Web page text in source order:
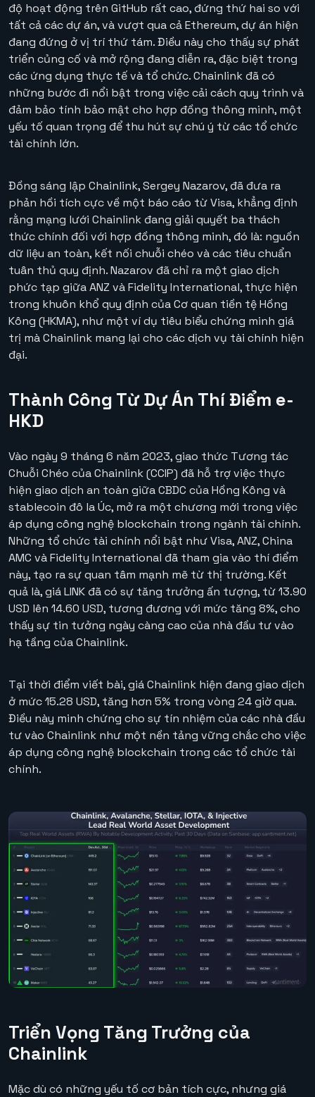
độ hoạt động trên GitHub rất cao, đứng thứ hai so với
tất cả các dự án, và vượt qua cả Ethereum, dự án hiện
đang đứng ở vị trí thứ tám. Điều này cho thấy sự phát
triển củng cố và mở rộng đang diễn ra, đặc biệt trong
các ứng dụng thực tế và tổ chức. Chainlink đã có
những bước đi nổi bật trong việc cải cách quy trình và
đảm bảo tính bảo mật cho hợp đồng thông minh, một
yếu tố quan trọng để thu hút sự chú ý từ các tổ chức
tài chính lớn.
Đồng sáng lập Chainlink, Sergey Nazarov, đã đưa ra
phản hồi tích cực về một báo cáo từ Visa, khẳng định
rằng mạng lưới Chainlink đang giải quyết ba thách
thức chính đối với hợp đồng thông minh, đó là: nguồn
dữ liệu an toàn, kết nối chuỗi chéo và các tiêu chuẩn
tuân thủ quy định. Nazarov đã chỉ ra một giao dịch
phức tạp giữa ANZ và Fidelity International, thực hiện
trong khuôn khổ quy định của Cơ quan tiền tệ Hồng
Kông (HKMA), như một ví dụ tiêu biểu chứng minh giá
trị mà Chainlink mang lại cho các dịch vụ tài chính hiện
đại.
Thành Công Từ Dự Án Thí Điểm e-
HKD
Vào ngày 9 tháng 6 năm 2023, giao thức Tương tác
Chuỗi Chéo của Chainlink (CCIP) đã hỗ trợ việc thực
hiện giao dịch an toàn giữa CBDC của Hồng Kông và
stablecoin đô la Úc, mở ra một chương mới trong việc
áp dụng công nghệ blockchain trong ngành tài chính.
Những tổ chức tài chính nổi bật như Visa, ANZ, China
AMC và Fidelity International đã tham gia vào thí điểm
này, tạo ra sự quan tâm mạnh mẽ từ thị trường. Kết
quả là, giá LINK đã có sự tăng trưởng ấn tượng, từ 13.90
USD lên 14.60 USD, tương đương với mức tăng 8%, cho
thấy sự tin tưởng ngày càng cao của nhà đầu tư vào
hạ tầng của Chainlink.
Tại thời điểm viết bài, giá Chainlink hiện đang giao dịch
ở mức 15.28 USD, tăng hơn 5% trong vòng 24 giờ qua.
Điều này minh chứng cho sự tín nhiệm của các nhà đầu
tư vào Chainlink như một nền tảng vững chắc cho việc
áp dụng công nghệ blockchain trong các tổ chức tài
chính.
Triển Vọng Tăng Trưởng của
Chainlink
Mặc dù có những yếu tố cơ bản tích cực, nhưng giá